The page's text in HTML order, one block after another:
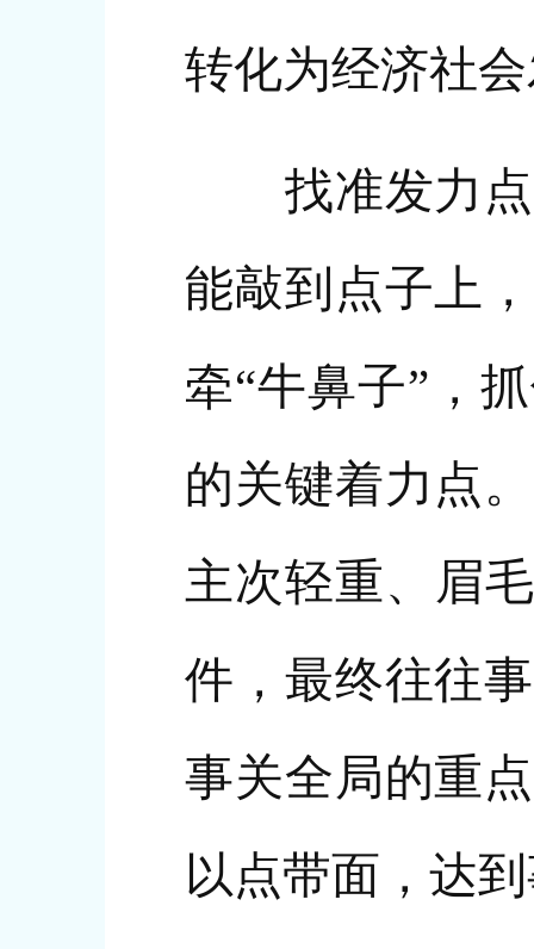
转化为经济社
找准发力点
能敲到点子上
牵“牛鼻子”，
的关键着力点
主次轻重、眉
件，最终往往
事关全局的重
以点带面，达